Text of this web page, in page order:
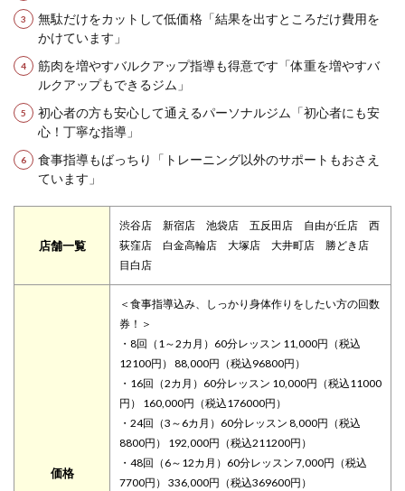
無駄だけをカットして低価格「結果を出すところだけ費用を
かけています」
筋肉を増やすバルクアップ指導も得意です「体重を増やすバ
ルクアップもできるジム」
初心者の方も安心して通えるパーソナルジム「初心者にも安
心！丁寧な指導」
食事指導もばっちり「トレーニング以外のサポートもおさえ
ています」
店舗一覧
渋谷店 新宿店 池袋店 五反田店 自由が丘店 西
荻窪店 白金高輪店 大塚店 大井町店 勝どき店
目白店
価格
＜食事指導込み、しっかり身体作りをしたい方の回数
券！＞
・8回（1～2カ月）60分レッスン 11,000円（税込
12100円） 88,000円（税込96800円）
・16回（2カ月）60分レッスン 10,000円（税込11000
円） 160,000円（税込176000円）
・24回（3～6カ月）60分レッスン 8,000円（税込
8800円） 192,000円（税込211200円）
・48回（6～12カ月）60分レッスン 7,000円（税込
7700円） 336,000円（税込369600円）